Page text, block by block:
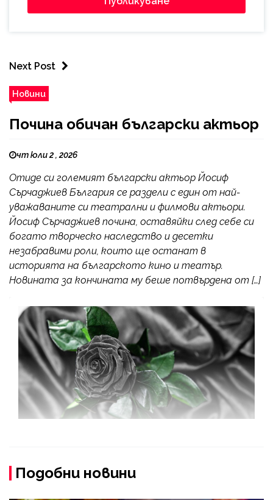
Next Post
Новини
Почина обичан български актьор
чт юли 2 , 2026
Отиде си големият български актьор Йосиф
Сърчаджиев България се раздели с един от най-
уважаваните си театрални и филмови актьори.
Йосиф Сърчаджиев почина, оставяйки след себе си
богато творческо наследство и десетки
незабравими роли, които ще останат в
историята на българското кино и театър.
Новината за кончината му беше потвърдена от […]
Подобни новини